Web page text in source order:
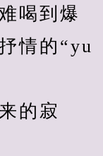
喝到爆
情的“yu
的寂